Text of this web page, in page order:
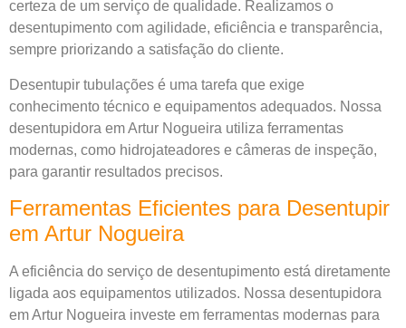
certeza de um serviço de qualidade. Realizamos o
desentupimento com agilidade, eficiência e transparência,
sempre priorizando a satisfação do cliente.
Desentupir tubulações é uma tarefa que exige
conhecimento técnico e equipamentos adequados. Nossa
desentupidora em Artur Nogueira utiliza ferramentas
modernas, como hidrojateadores e câmeras de inspeção,
para garantir resultados precisos.
Ferramentas Eficientes para Desentupir
em Artur Nogueira
A eficiência do serviço de desentupimento está diretamente
ligada aos equipamentos utilizados. Nossa desentupidora
em Artur Nogueira investe em ferramentas modernas para